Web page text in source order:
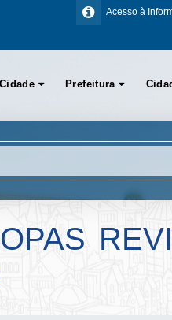
Acesso à
Cidade Prefeitura